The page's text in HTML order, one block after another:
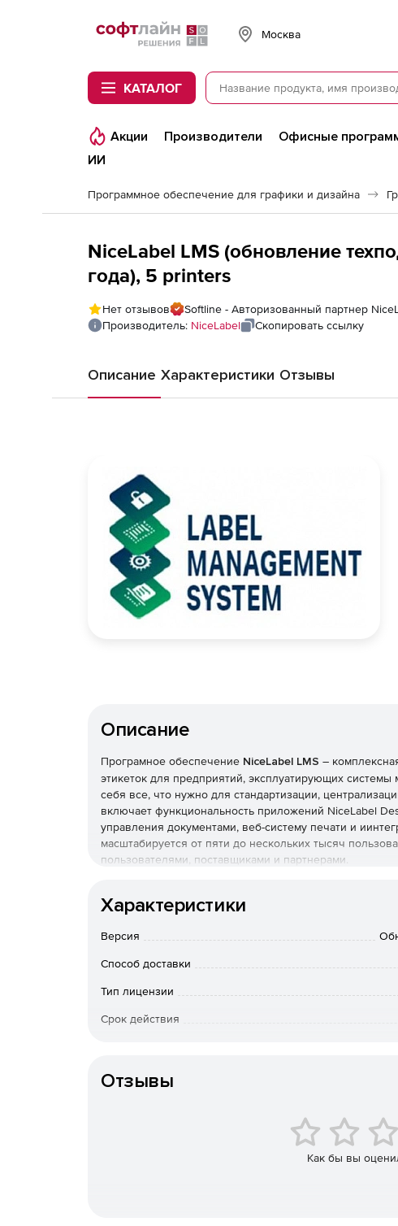
Softline
Москва
КАТАЛОГ
Акции Производители Офисные
ИИ
Программное обеспечение для графики и дизайна
NiceLabel LMS (обновление
года), 5 printers
Нет отзывов
Softline - Авторизованный партнер
Производитель: NiceLabel Скопировать ссылку
Описание Характеристики Отзывы
Описание
Програмное обеспечение NiceLabel LMS –
этикеток для предприятий, эксплуатирующих
себя все, что нужно для стандартизации,
включает функциональность приложений NiceLabel
управления документами, веб-систему печати и
масштабируется от пяти до нескольких тысяч
пользователями, поставщиками и партнерами.
на всех рабочих станциях, удаленных точках,
системами без каких-либо кодирования.
полиграфических процессов с устранением ошибок и
Характеристики
Версия
Способ доставки
Тип лицензии
Срок действия
Отзывы
Как бы вы